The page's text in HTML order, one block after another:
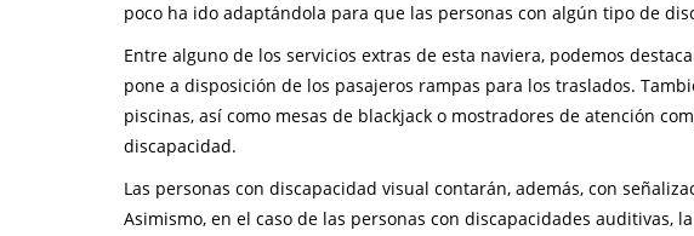
poco ha ido adaptándola para que las personas con algún tipo de
Entre alguno de los servicios extras de esta naviera, podemos
pone a disposición de los pasajeros rampas para los traslados.
piscinas, así como mesas de blackjack o mostradores de atención
discapacidad.
Las personas con discapacidad visual contarán, además, con
Asimismo, en el caso de las personas con discapacidades auditivas,